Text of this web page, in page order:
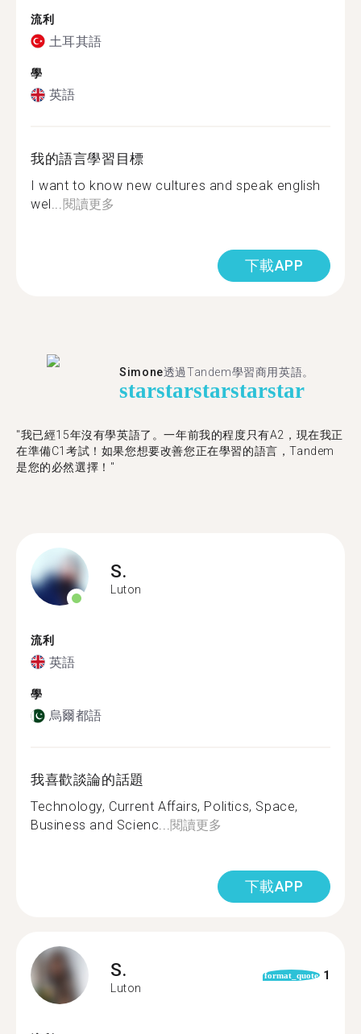
流利
土耳其語
學
英語
我的語言學習目標
I want to know new cultures and speak english
wel...閱讀更多
下載APP
Simone透過Tandem學習商用英語。
starstarstarstarstar
"我已經15年沒有學英語了。一年前我的程度只有A2，現在我正
在準備C1考試！如果您想要改善您正在學習的語言，Tandem
是您的必然選擇！"
S.
Luton
流利
英語
學
烏爾都語
我喜歡談論的話題
Technology, Current Affairs, Politics, Space,
Business and Scienc...閱讀更多
下載APP
S.
Luton
format_quote 1